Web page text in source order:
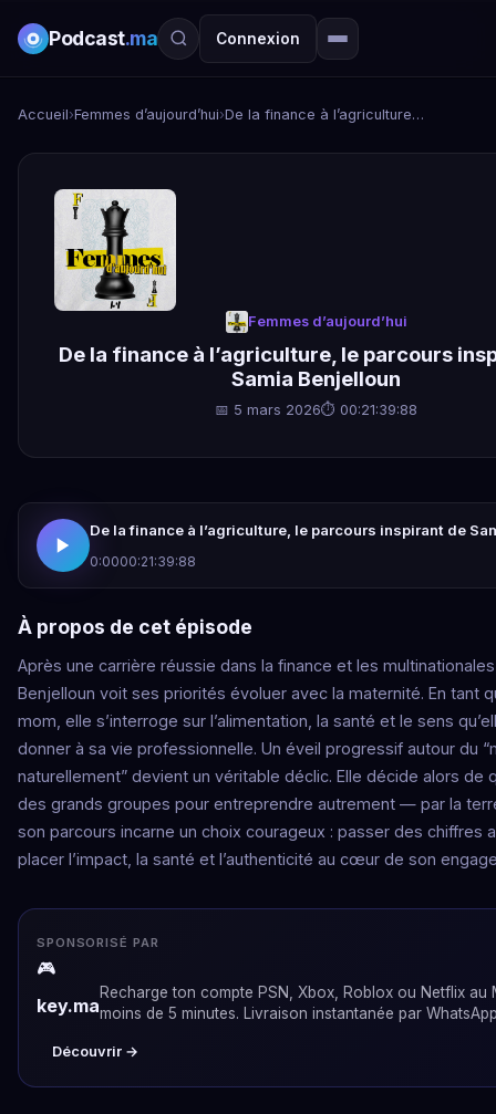
Podcast.ma Connexion
Accueil›Femmes d’aujourd’hui› De la finance à l’agriculture, le parcours inspirant de Samia Benjelloun
Femmes d’aujourd’hui
De la finance à l’agriculture, le parcours
Samia Benjelloun
📅 5 mars 2026⏱ 00:21:39:88
De la finance à l’agriculture, le parcours inspirant de
0:0000:21:39:88
À propos de cet épisode
Après une carrière réussie dans la finance et les
Benjelloun voit ses priorités évoluer avec la maternité. En tant
mom, elle s’interroge sur l’alimentation, la santé et le sens
donner à sa vie professionnelle. Un éveil progressif autour du
naturellement” devient un véritable déclic. Elle décide alors de
des grands groupes pour entreprendre autrement — par la
son parcours incarne un choix courageux : passer des chiffres
placer l’impact, la santé et l’authenticité au cœur de son
SPONSORISÉ PAR
🎮
key.ma
Recharge ton compte PSN, Xbox, Roblox ou Netflix au
moins de 5 minutes. Livraison instantanée par
Découvrir →